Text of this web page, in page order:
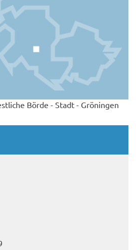
Börde - Stadt - Gröningen